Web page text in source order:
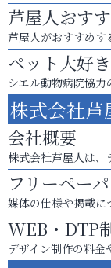
芦屋人おす
芦屋人がおすすめす
ペット大好き
シエル動物病院協
株式会社芦
会社概要
株式会社芦屋人は、
フリーペー
媒体の仕様や掲載に
WEB・DTP
デザイン制作の料金